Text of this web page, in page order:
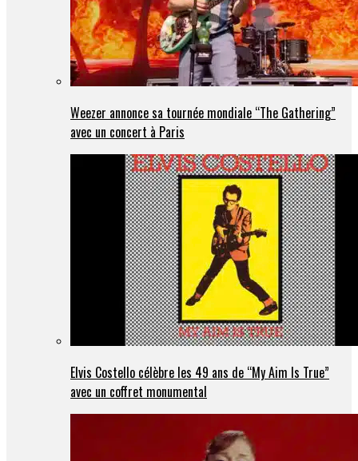
Weezer annonce sa tournée mondiale “The Gathering”
avec un concert à Paris
Elvis Costello célèbre les 49 ans de “My Aim Is True”
avec un coffret monumental